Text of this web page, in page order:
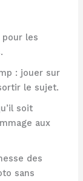
pour les
: jouer sur
le sujet.
soit
aux
des
sans